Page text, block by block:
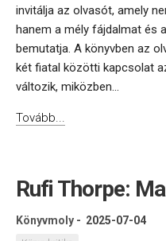
invitálja az olvasót, amely
hanem a mély fájdalmat és
bemutatja. A könyvben az
két fiatal közötti kapcsolat
változik, miközben...
Tovább...
Rufi Thorpe:
Könyvmoly - 2025-07-04